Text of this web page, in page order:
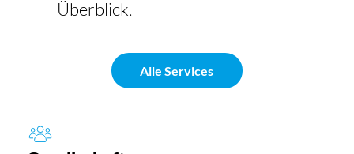
Überblick.
Alle Services